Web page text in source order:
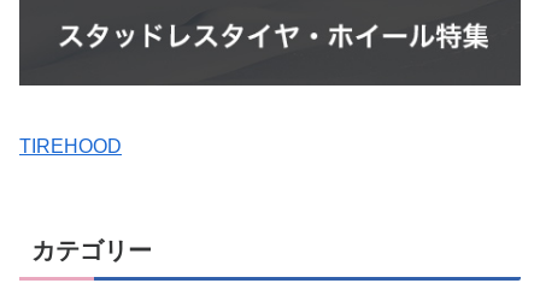
TIREHOOD
カテゴリー